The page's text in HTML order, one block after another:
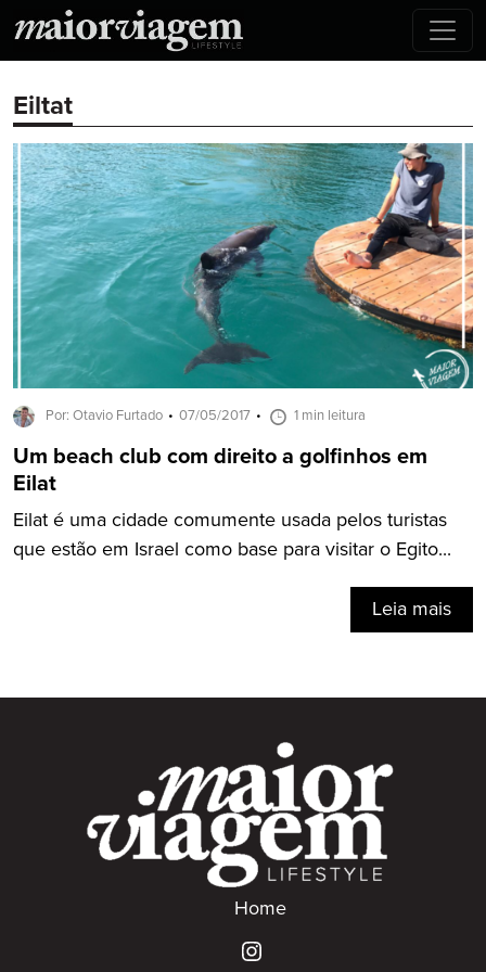
Eiltat
Por: Otavio Furtado 07/05/2017 1 min leitura
Um beach club com direito a golfinhos em
Eilat
Eilat é uma cidade comumente usada pelos turistas
que estão em Israel como base para visitar o Egito...
Leia mais
Home